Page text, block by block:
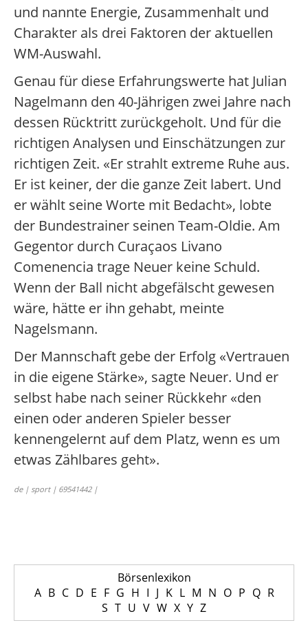
und nannte Energie, Zusammenhalt und
Charakter als drei Faktoren der aktuellen
WM-Auswahl.
Genau für diese Erfahrungswerte hat Julian
Nagelmann den 40-Jährigen zwei Jahre nach
dessen Rücktritt zurückgeholt. Und für die
richtigen Analysen und Einschätzungen zur
richtigen Zeit. «Er strahlt extreme Ruhe aus.
Er ist keiner, der die ganze Zeit labert. Und
er wählt seine Worte mit Bedacht», lobte
der Bundestrainer seinen Team-Oldie. Am
Gegentor durch Curaçaos Livano
Comenencia trage Neuer keine Schuld.
Wenn der Ball nicht abgefälscht gewesen
wäre, hätte er ihn gehabt, meinte
Nagelsmann.
Der Mannschaft gebe der Erfolg «Vertrauen
in die eigene Stärke», sagte Neuer. Und er
selbst habe nach seiner Rückkehr «den
einen oder anderen Spieler besser
kennengelernt auf dem Platz, wenn es um
etwas Zählbares geht».
de | sport | 69541442 |
Börsenlexikon
A B C D E F G H I J K L M N O P Q R
S T U V W X Y Z